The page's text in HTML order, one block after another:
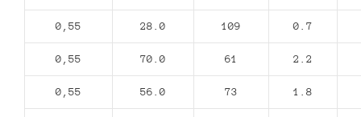
0,55 28.0 109 0.7
0,55 70.0 61 2.2
0,55 56.0 73 1.8